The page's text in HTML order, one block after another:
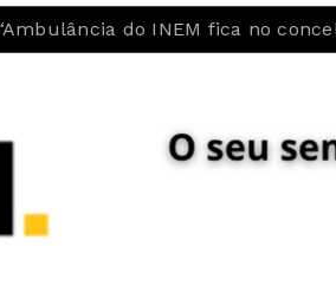
fica no concelho”